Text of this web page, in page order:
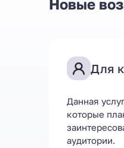
Новые
Для
Данная
которые
аудитории.